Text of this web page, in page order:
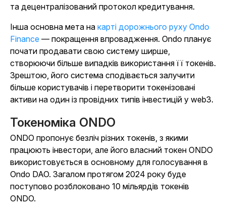
та децентралізований протокол кредитування.
Інша основна мета на карті дорожнього руху Ondo
Finance — покращення впровадження. Ondo планує
почати продавати свою систему ширше,
створюючи більше випадків використання її токенів.
Зрештою, його система сподівається залучити
більше користувачів і перетворити токенізовані
активи на один із провідних типів інвестицій у web3.
Токеноміка ONDO
ONDO пропонує безліч різних токенів, з якими
працюють інвестори, але його власний токен ONDO
використовується в основному для голосування в
Ondo DAO. Загалом протягом 2024 року буде
поступово розблоковано 10 мільярдів токенів
ONDO.